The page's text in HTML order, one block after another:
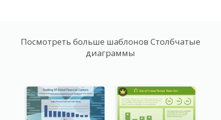
Посмотреть больше шаблонов Столбчатые
диаграммы